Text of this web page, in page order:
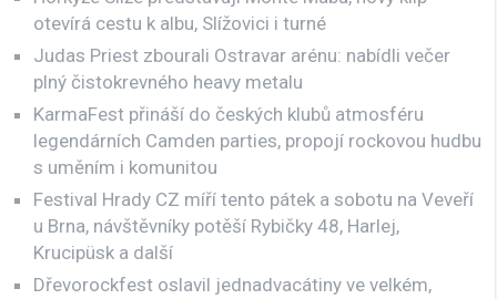
otevírá cestu k albu, Slížovici i turné
Judas Priest zbourali Ostravar arénu: nabídli večer
plný čistokrevného heavy metalu
KarmaFest přináší do českých klubů atmosféru
legendárních Camden parties, propojí rockovou hudbu
s uměním i komunitou
Festival Hrady CZ míří tento pátek a sobotu na Veveří
u Brna, návštěvníky potěší Rybičky 48, Harlej,
Krucipüsk a další
Dřevorockfest oslavil jednadvacátiny ve velkém,